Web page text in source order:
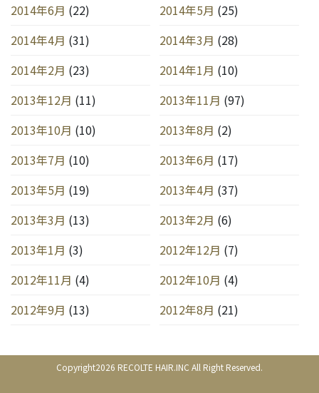
2014年6月 (22) 2014年5月 (25)
2014年4月 (31) 2014年3月 (28)
2014年2月 (23) 2014年1月 (10)
2013年12月 (11) 2013年11月 (97)
2013年10月 (10) 2013年8月 (2)
2013年7月 (10) 2013年6月 (17)
2013年5月 (19) 2013年4月 (37)
2013年3月 (13) 2013年2月 (6)
2013年1月 (3) 2012年12月 (7)
2012年11月 (4) 2012年10月 (4)
2012年9月 (13) 2012年8月 (21)
Copyright2026 RECOLTE HAIR.INC All Right Reserved.